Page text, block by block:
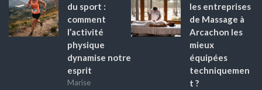
du sport :
comment
l’activité
physique
dynamise notre
esprit
Marise
les entreprises
de Massage à
Arcachon les
mieux
équipées
techniquemen
t ?